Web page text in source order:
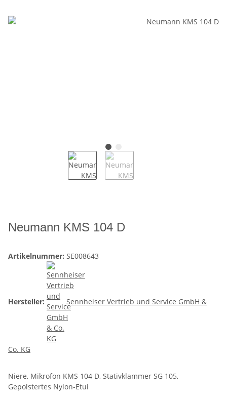
Neumann KMS 104 D
Artikelnummer: SE008643
Hersteller: Sennheiser Vertrieb und Service GmbH &
Co. KG
Niere, Mikrofon KMS 104 D, Stativklammer SG 105,
Gepolstertes Nylon-Etui